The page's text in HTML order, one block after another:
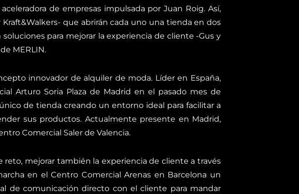
de empresas impulsada por Juan Roig. Así,
que abrirán cada uno una tienda en dos
para mejorar la experiencia de cliente -Gus y
MERLIN.
innovador de alquiler de moda. Líder en España,
Arturo Soria Plaza de Madrid en el pasado mes de
de tienda creando un entorno ideal para facilitar a
sus productos. Actualmente presente en Madrid,
Comercial Saler de Valencia.
mejorar también la experiencia de cliente a través
en el Centro Comercial Arenas en Barcelona un
de comunicación directo con el cliente para mandar